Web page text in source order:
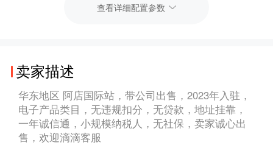
查看详细配置参数
卖家描述
华东地区 阿店国际站，带公司出售，2023年入驻，
电子产品类目，无违规扣分，无贷款，地址挂靠，
一年诚信通，小规模纳税人，无社保，卖家诚心出
售，欢迎滴滴客服